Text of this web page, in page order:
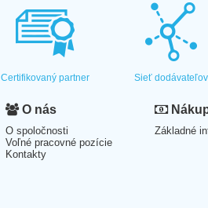
Certifikovaný partner Sieť dodávateľov
O nás
O spoločnosti
Voľné pracovné pozície
Kontakty
Základné